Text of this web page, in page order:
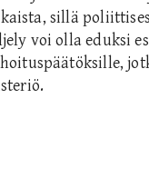
sillä
voi olla eduksi